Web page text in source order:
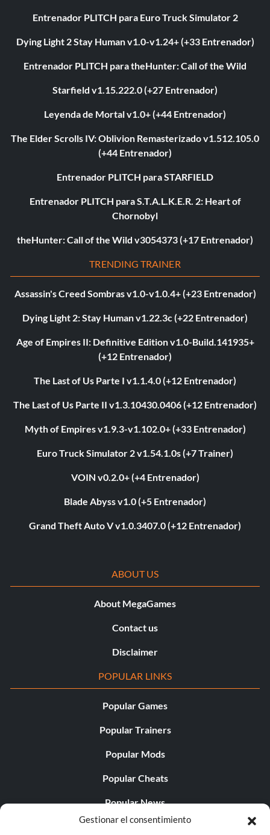
Gestionar el consentimiento
Entrenador PLITCH para Euro Truck Simulator 2
Dying Light 2 Stay Human v1.0-v1.24+ (+33 Entrenador)
Entrenador PLITCH para theHunter: Call of the Wild
Starfield v1.15.222.0 (+27 Entrenador)
Leyenda de Mortal v1.0+ (+44 Entrenador)
The Elder Scrolls IV: Oblivion Remasterizado v1.512.105.0
(+44 Entrenador)
Entrenador PLITCH para STARFIELD
Entrenador PLITCH para S.T.A.L.K.E.R. 2: Heart of
Chornobyl
theHunter: Call of the Wild v3054373 (+17 Entrenador)
TRENDING TRAINER
Assassin's Creed Sombras v1.0-v1.0.4+ (+23 Entrenador)
Dying Light 2: Stay Human v1.22.3c (+22 Entrenador)
Age of Empires II: Definitive Edition v1.0-Build.141935+
(+12 Entrenador)
The Last of Us Parte I v1.1.4.0 (+12 Entrenador)
The Last of Us Parte II v1.3.10430.0406 (+12 Entrenador)
Myth of Empires v1.9.3-v1.102.0+ (+33 Entrenador)
Euro Truck Simulator 2 v1.54.1.0s (+7 Trainer)
VOIN v0.2.0+ (+4 Entrenador)
Blade Abyss v1.0 (+5 Entrenador)
Grand Theft Auto V v1.0.3407.0 (+12 Entrenador)
ABOUT US
About MegaGames
Contact us
Disclaimer
POPULAR LINKS
Popular Games
Popular Trainers
Popular Mods
Popular Cheats
Popular News
Popular Editorials